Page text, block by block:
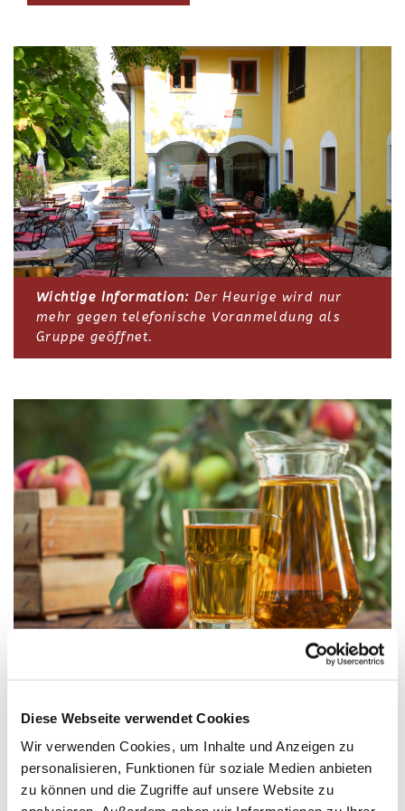
Diese Webseite verwendet Cookies
Wir verwenden Cookies, um Inhalte und Anzeigen zu
personalisieren, Funktionen für soziale Medien anbieten
zu können und die Zugriffe auf unsere Website zu
Wichtige Information: Der Heurige wird nur
mehr gegen telefonische Voranmeldung als
Gruppe geöffnet.
Regionale Spezialitäten direkt vom Hof
Sie möchten hochwertigen Most, Fruchtsäfte oder
regionale Köstlichkeiten für zuhause mitnehmen?